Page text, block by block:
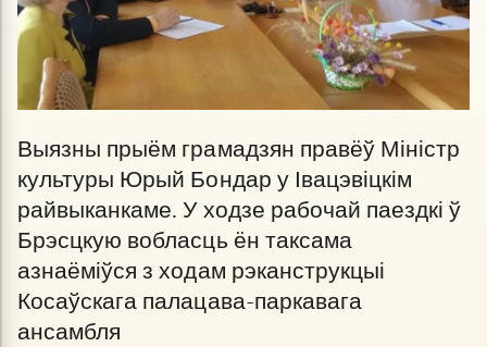
Выязны прыём грамадзян правёў Міністр
культуры Юрый Бондар у Івацэвіцкім
райвыканкаме. У ходзе рабочай паездкі ў
Брэсцкую вобласць ён таксама
азнаёміўся з ходам рэканструкцыі
Косаўскага палацава-паркавага
ансамбля